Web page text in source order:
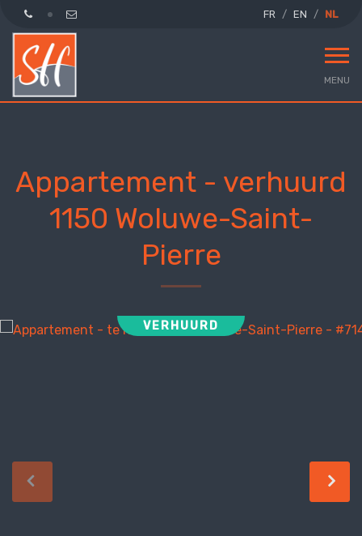
FR EN NL
MENU
Appartement - verhuurd
1150 Woluwe-Saint-
Pierre
VERHUURD